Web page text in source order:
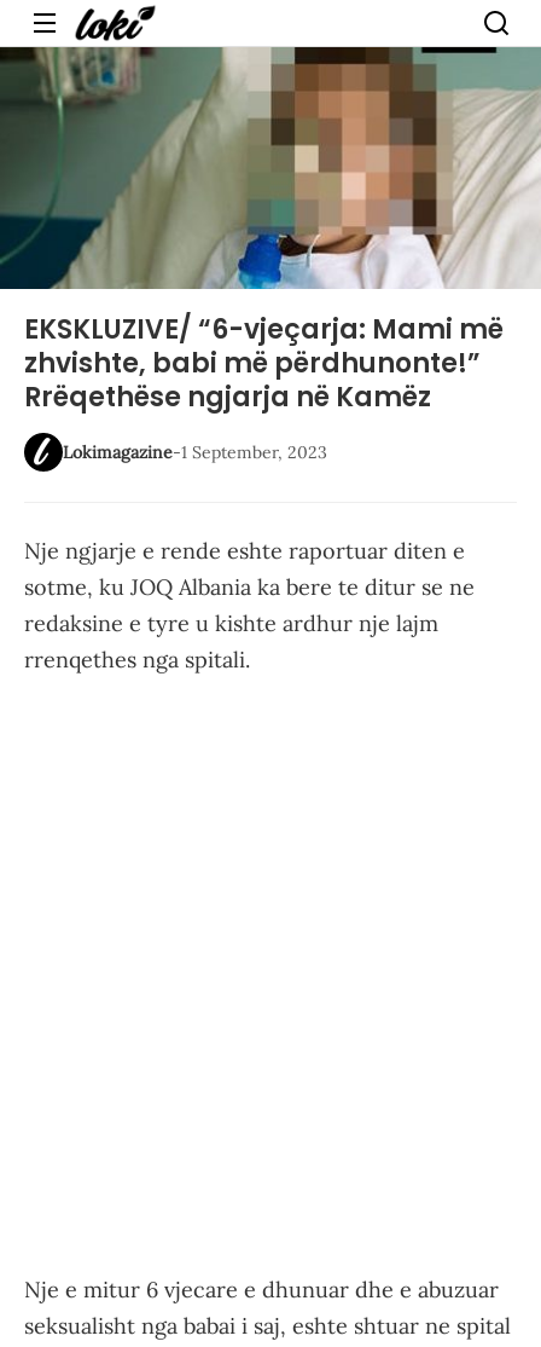
Menu
EKSKLUZIVE/ “6-vjeçarja: Mami më
zhvishte, babi më përdhunonte!”
Rrëqethëse ngjarja në Kamëz
Lokimagazine-1 September, 2023
Nje ngjarje e rende eshte raportuar diten e
sotme, ku JOQ Albania ka bere te ditur se ne
redaksine e tyre u kishte ardhur nje lajm
rrenqethes nga spitali.
Nje e mitur 6 vjecare e dhunuar dhe e abuzuar
seksualisht nga babai i saj, eshte shtuar ne spital